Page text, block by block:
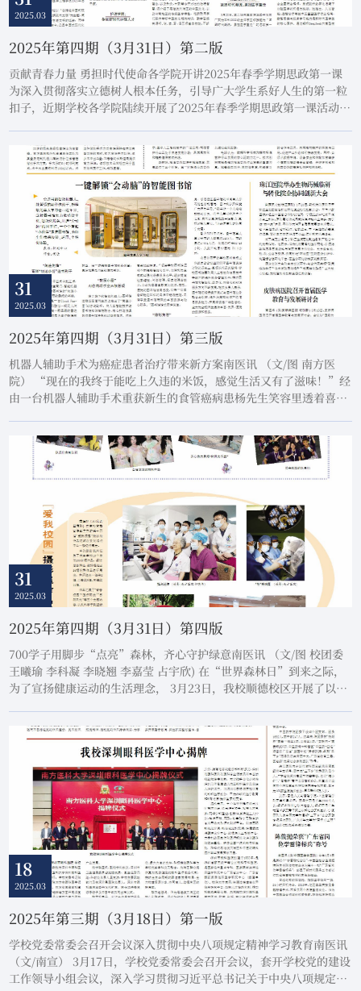
2025.03
2025年第四期（3月31日）第二版
贡献青春力量 勇担时代使命各学院开讲2025年春季学期思政第一课
为深入贯彻落实立德树人根本任务，引导广大学生系好人生的第一粒
扣子，近期学校各学院陆续开展了2025年春季学期思政第一课活动，
有理想、敢担当、能吃苦、肯奋斗的新时代青年。作者：钟雨倩 潘雅
唐志壕 宋东亮 田依鑫 刘梦圆基础医学...
31
2025.03
2025年第四期（3月31日）第三版
机器人辅助手术为癌症患者治疗带来新方案南医讯 （文/图 南方医
院） “现在的我终于能吃上久违的米饭，感觉生活又有了滋味！”经
由一台机器人辅助手术重获新生的食管癌病患杨先生笑容里透着喜
提升手术精准度与安全性，加速患者术后康复进程。53岁的杨先生经
检查确诊为食管癌。南方医院胸外科唐建主...
31
2025.03
2025年第四期（3月31日）第四版
700学子用脚步“点亮”森林，齐心守护绿意南医讯 （文/图 校团委
王曦瑜 李科凝 李晓翘 李嘉莹 占宇欣) 在“世界森林日”到来之际，
为了宣扬健康运动的生活理念， 3月23日，我校顺德校区开展了以
队的精神力量，激荡着必胜的决心；水彩洋溢着参赛的激动喜悦，晕
染着独特的创意。随着主持人宣布活动开...
18
2025.03
2025年第三期（3月18日）第一版
学校党委常委会召开会议深入贯彻中央八项规定精神学习教育南医讯
（文/南宣） 3月17日，学校党委常委会召开会议，套开学校党的建设
工作领导小组会议，深入学习贯彻习近平总书记关于中央八项规定的